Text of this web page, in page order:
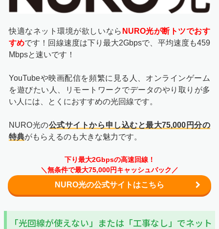
快適なネット環境が欲しいなら NURO光が断トツでおす
すめです！回線速度は下り最大2Gbpsで、平均速度も459
Mbpsと速いです！
YouTubeや映画配信を頻繁に見る人、オンラインゲーム
を遊びたい人、リモートワークでデータのやり取りが多
い人には、とくにおすすめの光回線です。
NURO光の公式サイトから申し込むと最大75,000円分の
特典がもらえるのも大きな魅力です。
下り最大2Gbpsの高速回線！
＼無条件で最大75,000円キャッシュバック／
NURO光の公式サイトはこちら
「光回線が使えない」または「工事なし」でネット